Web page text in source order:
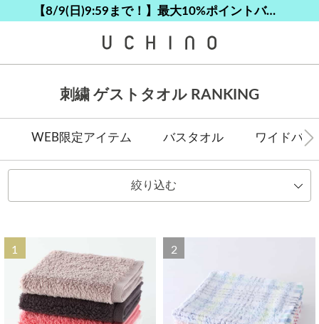
熊本地震等の影響によるお荷物配送について
【8/9(日)9:59まで！】最大10%ポイントバック
カスタマーサポート夏季休業(お電話)のお知らせ
熊本地震等の影響によるお荷物配送について
【8/9(日)9:59まで！】最大10%ポイントバック
刺繍 ゲストタオル RANKING
WEB限定アイテム バスタオル ワイドバス
絞り込む
1 2